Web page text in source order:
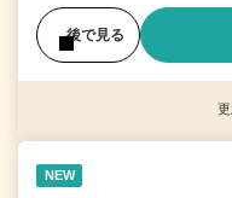
後で見る
NEW